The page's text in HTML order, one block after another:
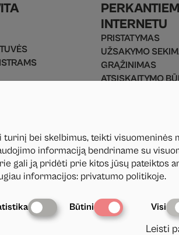
INTERNETU
PRISTATYMAS
UŽSAKYMO
GRĄŽINIMAS
ATSISKAITYMO
turinį bei skelbimus, teikti visuomeninės
informaciją bendriname su
gali ją pridėti prie kitos jūsų pateiktos
informacijos: privatumo politikoje.
Būtini Visi
Leisti